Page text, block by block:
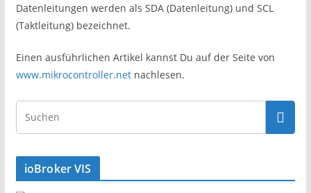
Datenleitungen werden als SDA (Datenleitung) und SCL
(Taktleitung) bezeichnet.
Einen ausführlichen Artikel kannst Du auf der Seite von
www.mikrocontroller.netnachlesen.
ioBroker VIS